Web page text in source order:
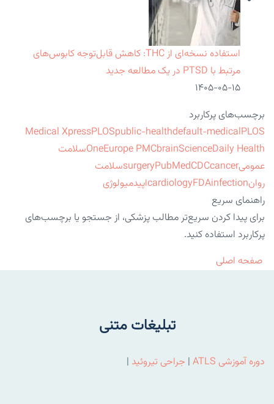
استفاده نسخه‌ای از THC: کاهش قابل‌توجه کابوس‌های
مرتبط با PTSD در یک مطالعه جدید
۱۴۰۵-۰۵-۱۵
برچسب‌های پرکاربرد
Medical XpressPLOSpublic-healthdefault-medicalPLOS
OneEurope PMCbrainScienceDaily Health
سلامت
عمومی
surgeryPubMedCDCcancer
سلامت
روان
cardiologyFDAinfection
اپیدمیولوژی
راهنمای سریع
برای پیدا کردن سریع‌تر مطالب پزشکی، از جستجو یا برچسب‌های
پرکاربرد استفاده کنید.
صفحه اصلی
تبلیغات متنی
دوره آموزشی ATLS | جراحی تیروئید |